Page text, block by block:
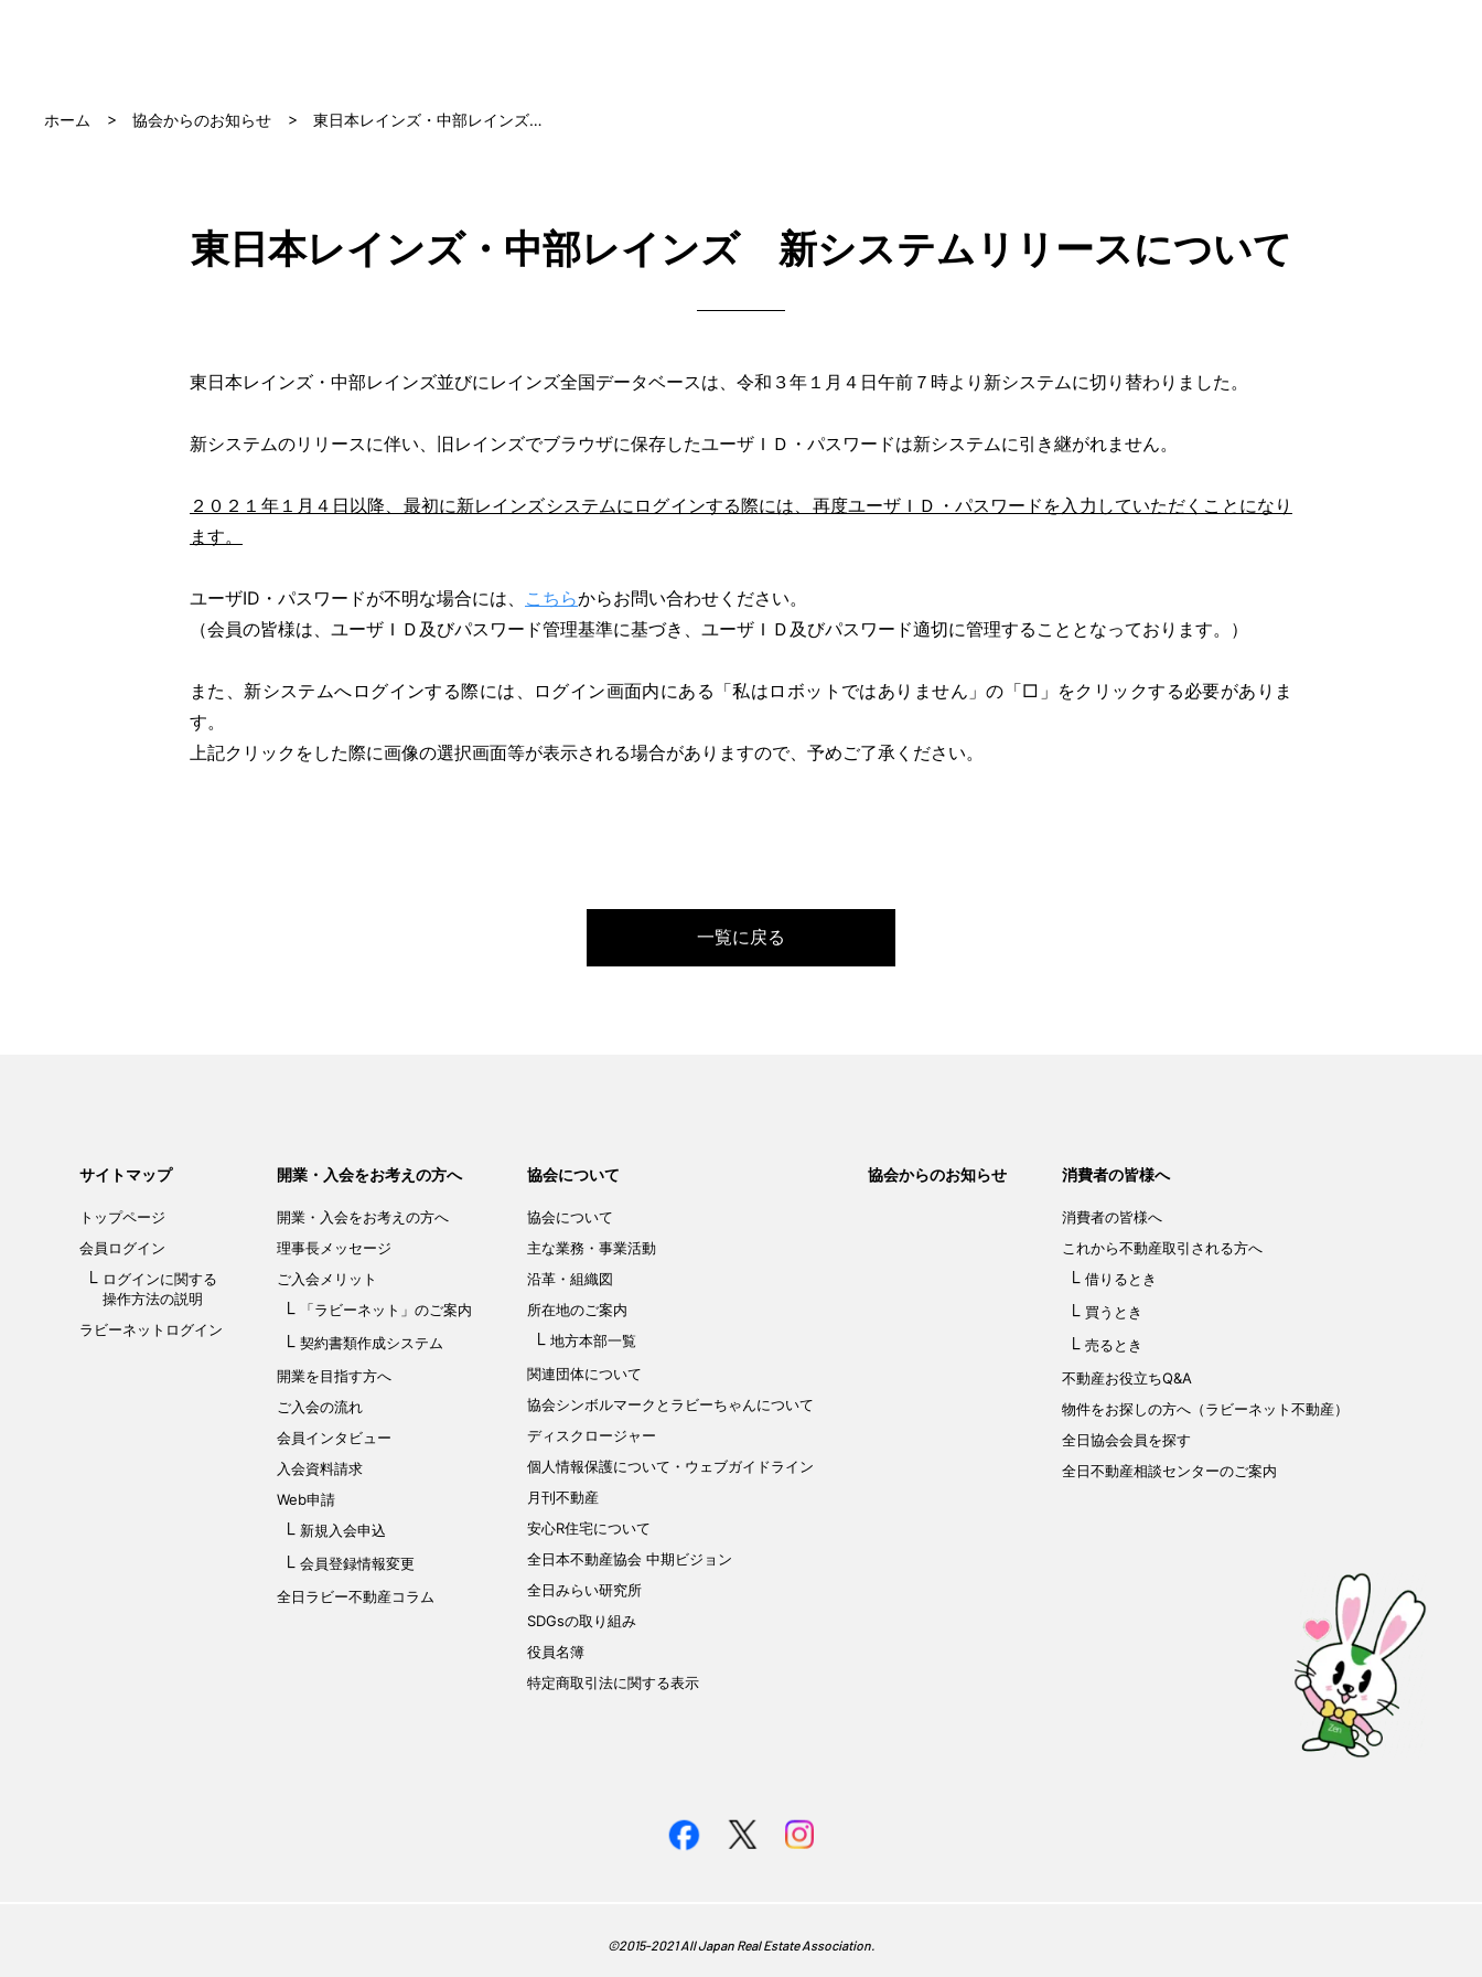
ホーム 協会からのお知らせ 東日本レインズ・中部レインズ…
東日本レインズ・中部レインズ 新システムリリースについて
東日本レインズ・中部レインズ並びにレインズ全国データベースは、令和３年１月４日午前７時より新システムに切り替わりました。
新システムのリリースに伴い、旧レインズでブラウザに保存したユーザＩＤ・パスワードは新システムに引き継がれません。
２０２１年１月４日以降、最初に新レインズシステムにログインする際には、再度ユーザＩＤ・パスワードを入力していただくことになり
ます。
ユーザID・パスワードが不明な場合には、 こちらからお問い合わせください。
（会員の皆様は、ユーザＩＤ及びパスワード管理基準に基づき、ユーザＩＤ及びパスワード適切に管理することとなっております。）
また、新システムへログインする際には、ログイン画面内にある「私はロボットではありません」の「□」をクリックする必要がありま
す。
上記クリックをした際に画像の選択画面等が表示される場合がありますので、予めご了承ください。
一覧に戻る
サイトマップ
トップページ
会員ログイン
ログインに関する
操作方法の説明
ラビーネットログイン
開業・入会をお考えの方へ
開業・入会をお考えの方へ
理事長メッセージ
ご入会メリット
「ラビーネット」のご案内
契約書類作成システム
開業を目指す方へ
ご入会の流れ
会員インタビュー
入会資料請求
Web申請
新規入会申込
会員登録情報変更
全日ラビー不動産コラム
協会について
協会について
主な業務・事業活動
沿革・組織図
所在地のご案内
地方本部一覧
関連団体について
協会シンボルマークと ラビーちゃんについて
ディスクロージャー
個人情報保護について ・ウェブガイドライン
月刊不動産
安心R住宅について
全日本不動産協会 中期ビジョン
全日みらい研究所
SDGsの取り組み
役員名簿
特定商取引法に関する表示
協会からのお知らせ 消費者の皆様へ
消費者の皆様へ
これから不動産取引される方へ
借りるとき
買うとき
売るとき
不動産お役立ちQ&A
物件をお探しの方へ（ラビーネット不動産）
全日協会会員を探す
全日不動産相談センターのご案内
©︎2015-2021 All Japan Real Estate Association.